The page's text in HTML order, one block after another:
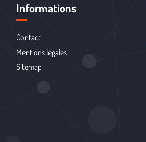
Informations
Contact
Mentions légales
Sitemap